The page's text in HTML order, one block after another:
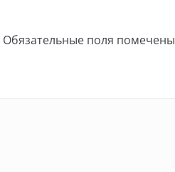
Обязательные поля помечены